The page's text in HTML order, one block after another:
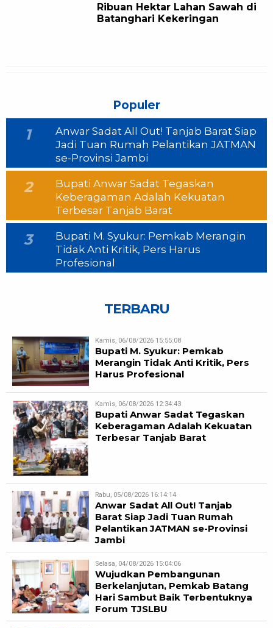
Ribuan Hektar Lahan Sawah di
Batanghari Kekeringan
Populer
1
Anwar Sadat All Out! Tanjab Barat Siap
Jadi Tuan Rumah Pelantikan JATMAN
se-Provinsi Jambi
2
Bupati Anwar Sadat Tegaskan
Keberagaman Adalah Kekuatan
Terbesar Tanjab Barat
3
Bupati M. Syukur: Pemkab Merangin
Tidak Anti Kritik, Pers Harus
Profesional
TERBARU
Kamis, 06/08/2026 15:55:08
Bupati M. Syukur: Pemkab
Merangin Tidak Anti Kritik, Pers
Harus Profesional
Kamis, 06/08/2026 12:34:43
Bupati Anwar Sadat Tegaskan
Keberagaman Adalah Kekuatan
Terbesar Tanjab Barat
Rabu, 05/08/2026 16:14:14
Anwar Sadat All Out! Tanjab
Barat Siap Jadi Tuan Rumah
Pelantikan JATMAN se-Provinsi
Jambi
Selasa, 04/08/2026 15:04:06
Wujudkan Pembangunan
Berkelanjutan, Pemkab Batang
Hari Sambut Baik Terbentuknya
Forum TJSLBU